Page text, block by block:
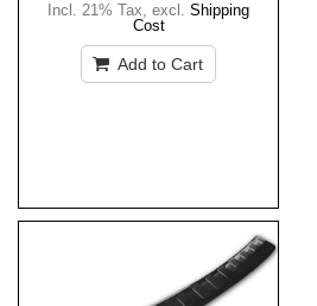
Incl. 21% Tax, excl. Shipping
Cost
Add to Cart